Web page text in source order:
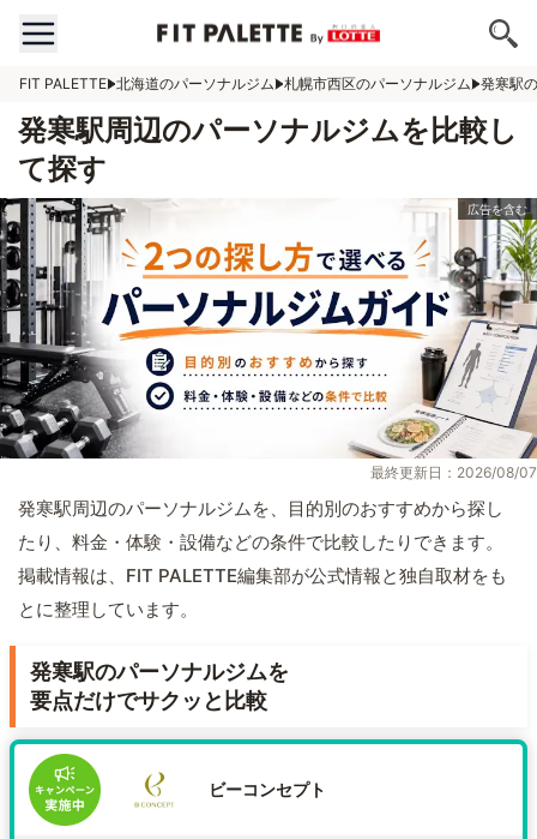
FIT PALETTE 北海道のパーソナルジム 札幌市西区のパーソナルジム 発寒駅
発寒駅周辺のパーソナルジムを比較し
て探す
最終更新日：2026/08/07
発寒駅周辺のパーソナルジムを、目的別のおすすめから探し
たり、料金・体験・設備などの条件で比較したりできます。
掲載情報は、FIT PALETTE編集部が公式情報と独自取材をも
とに整理しています。
発寒駅のパーソナルジムを
要点だけでサクッと比較
ビーコンセプト